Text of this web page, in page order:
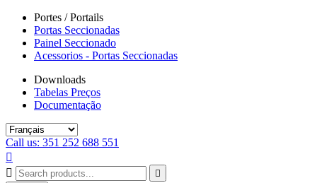
Portes / Portails
Portas Seccionadas
Painel Seccionado
Acessorios - Portas Seccionadas
Downloads
Tabelas Preços
Documentação
Call us: 351 252 688 551


